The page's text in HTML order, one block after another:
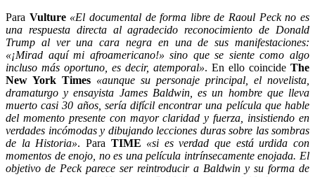
Para Vulture «El documental de forma libre de Raoul Peck no es
una respuesta directa al agradecido reconocimiento de Donald
Trump al ver una cara negra en una de sus manifestaciones:
«¡Mirad aquí mi afroamericano!» sino que se siente como algo
incluso más oportuno, es decir, atemporal». En ello coincide The
New York Times «aunque su personaje principal, el novelista,
dramaturgo y ensayista James Baldwin, es un hombre que lleva
muerto casi 30 años, sería difícil encontrar una película que hable
del momento presente con mayor claridad y fuerza, insistiendo en
verdades incómodas y dibujando lecciones duras sobre las sombras
de la Historia». Para TIME «si es verdad que está urdida con
momentos de enojo, no es una película intrínsecamente enojada. El
objetivo de Peck parece ser reintroducir a Baldwin y su forma de